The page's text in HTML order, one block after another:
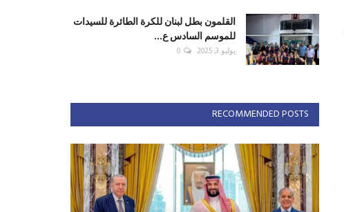
القلمون بطل لبنان للكرة الطائرة للسيدات
للموسم السادس ع...
يوليو 3, 2025 0
RECOMMENDED POSTS